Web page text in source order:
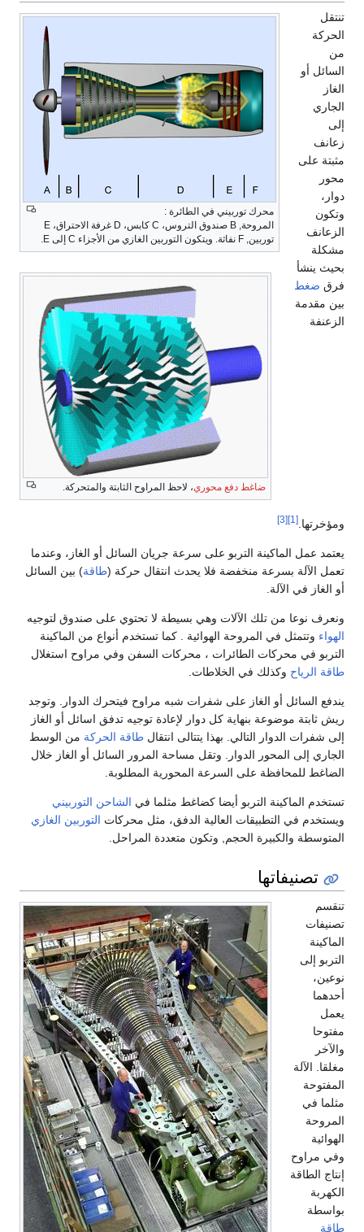
محرك توربيني في الطائرة :
المروحة, B صندوق التروس، C كابس، D غرفة الاحتراق، E
توربين, F نفاثة. ويتكون التوربين الغازي من الأجزاء C إلى E.
ضاغط دفع محوري، لاحظ المراوح الثابتة والمتحركة.
تنتقل
الحركة
من
السائل أو
الغاز
الجاري
إلى
زعانف
مثبتة على
محور
دوار،
وتكون
الزعانف
مشكلة
بحيث ينشأ
فرق ضغط
بين مقدمة
الزعنفة
ومؤخرتها. [1]
[3]
يعتمد عمل الماكينة التربو على سرعة جريان السائل أو الغاز، وعندما
تعمل الآلة بسرعة منخفضة فلا يحدث انتقال حركة (طاقة) بين السائل
أو الغاز في الآلة.
ونعرف نوعا من تلك الآلات وهي بسيطة لا تحتوي على صندوق لتوجيه
الهواء وتتمثل في المروحة الهوائية . كما تستخدم أنواع من الماكينة
التربو في محركات الطائرات ، محركات السفن وفي مراوح استغلال
طاقة الرياح وكذلك في الخلاطات.
يندفع السائل أو الغاز على شفرات شبه مراوح فيتحرك الدوار. وتوجد
ريش ثابتة موضوعة بنهاية كل دوار لإعادة توجيه تدفق اسائل أو الغاز
إلى شفرات الدوار التالي. بهذا يتتالى انتقال طاقة الحركة من الوسط
الجاري إلى المحور الدوار. وتقل مساحة المرور السائل أو الغاز خلال
الضاغط للمحافظة على السرعة المحورية المطلوبة.
تستخدم الماكينة التربو أيضا كضاغط مثلما في الشاحن التوربيني
ويستخدم في التطبيقات العالية الدفق، مثل محركات التوربين الغازي
المتوسطة والكبيرة الحجم, وتكون متعددة المراحل.
تصنيفاتها
تنقسم
تصنيفات
الماكينة
التربو إلى
نوعين،
أحدهما
يعمل
مفتوحا
والآخر
مغلقا. الآلة
المفتوحة
مثلما في
المروحة
الهوائية
وفي مراوح
إنتاج الطاقة
الكهربة
بواسطة
طاقة